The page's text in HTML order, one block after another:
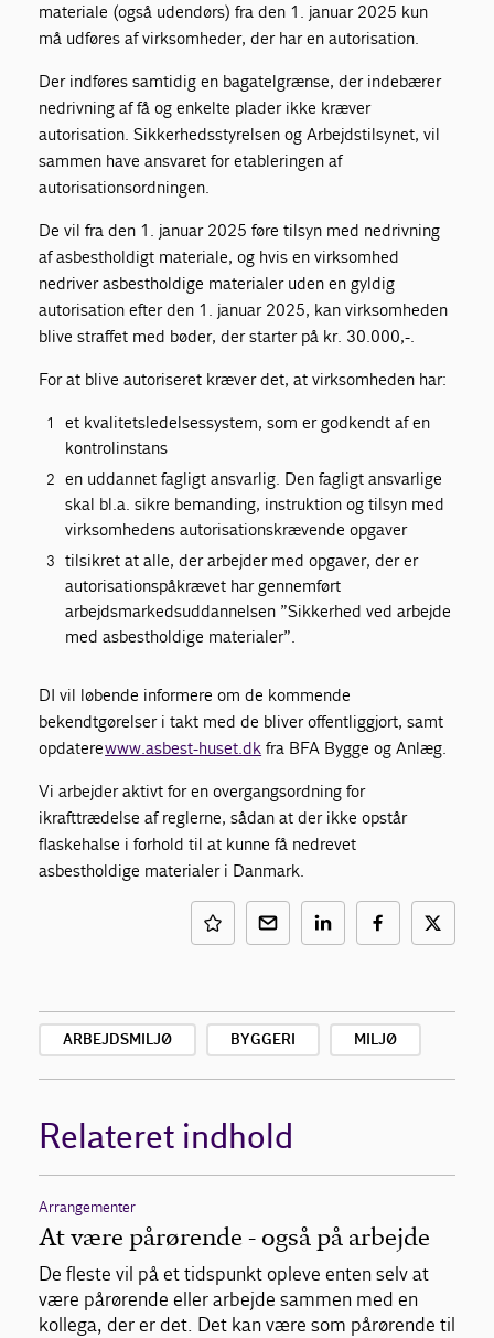
materiale (også udendørs) fra den 1. januar 2025 kun
må udføres af virksomheder, der har en autorisation.
Der indføres samtidig en bagatelgrænse, der indebærer
nedrivning af få og enkelte plader ikke kræver
autorisation. Sikkerhedsstyrelsen og Arbejdstilsynet, vil
sammen have ansvaret for etableringen af
autorisationsordningen.
De vil fra den 1. januar 2025 føre tilsyn med nedrivning
af asbestholdigt materiale, og hvis en virksomhed
nedriver asbestholdige materialer uden en gyldig
autorisation efter den 1. januar 2025, kan virksomheden
blive straffet med bøder, der starter på kr. 30.000,-.
For at blive autoriseret kræver det, at virksomheden har:
et kvalitetsledelsessystem, som er godkendt af en
kontrolinstans
en uddannet fagligt ansvarlig. Den fagligt ansvarlige
skal bl.a. sikre bemanding, instruktion og tilsyn med
virksomhedens autorisationskrævende opgaver
tilsikret at alle, der arbejder med opgaver, der er
autorisationspåkrævet har gennemført
arbejdsmarkedsuddannelsen ”Sikkerhed ved arbejde
med asbestholdige materialer”.
DI vil løbende informere om de kommende
bekendtgørelser i takt med de bliver offentliggjort, samt
opdaterewww.asbest-huset.dk fra BFA Bygge og Anlæg.
Vi arbejder aktivt for en overgangsordning for
ikrafttrædelse af reglerne, sådan at der ikke opstår
flaskehalse i forhold til at kunne få nedrevet
asbestholdige materialer i Danmark.
ARBEJDSMILJØ BYGGERI MILJØ
Relateret indhold
Arrangementer
At være pårørende - også på arbejde
De fleste vil på et tidspunkt opleve enten selv at
være pårørende eller arbejde sammen med en
kollega, der er det. Det kan være som pårørende til